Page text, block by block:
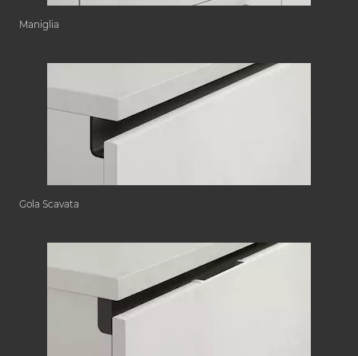
Maniglia
Gola Scavata